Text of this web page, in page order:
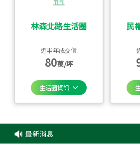
林森北路生活圈
近半年成交價
80萬/坪
生活圈資訊
民
最新消息